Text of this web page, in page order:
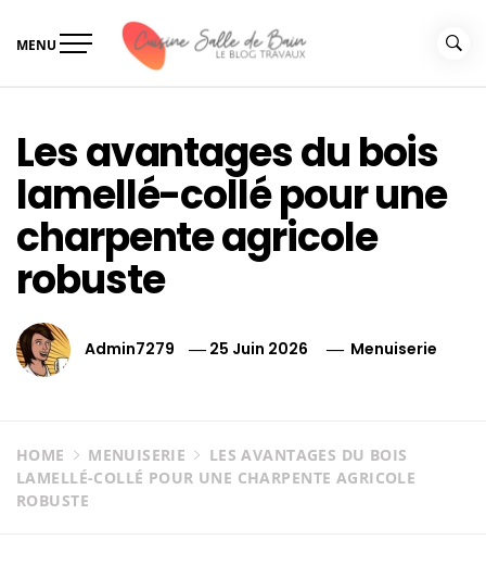
MENU
Les avantages du bois
lamellé-collé pour une
charpente agricole
robuste
Admin7279 25 Juin 2026 Menuiserie
HOME MENUISERIE
LES AVANTAGES DU BOIS
LAMELLÉ-COLLÉ POUR UNE CHARPENTE AGRICOLE
ROBUSTE